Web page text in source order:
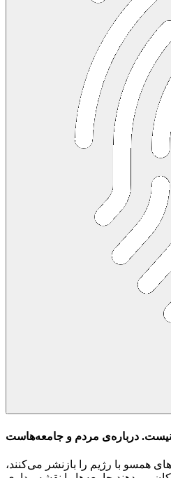
همسو با رژیم را بازنشر می‌کنند،